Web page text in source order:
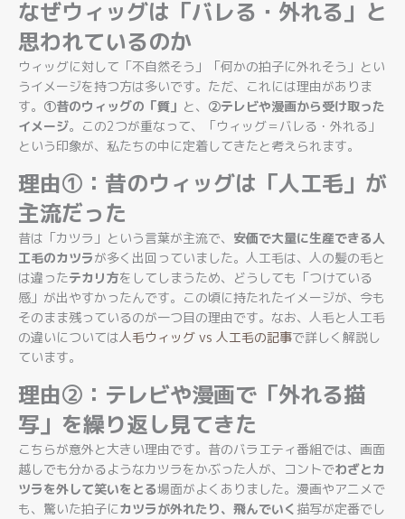
なぜウィッグは「バレる・外れる」と
思われているのか
ウィッグに対して「不自然そう」「何かの拍子に外れそう」とい
うイメージを持つ方は多いです。ただ、これには理由がありま
す。 ①昔のウィッグの「質」 と、 ②テレビや漫画から受け取った
イメージ。この2つが重なって、「ウィッグ＝バレる・外れる」
という印象が、私たちの中に定着してきたと考えられます。
理由①：昔のウィッグは「人工毛」が
主流だった
昔は「カツラ」という言葉が主流で、 安価で大量に生産できる人
工毛のカツラが多く出回っていました。人工毛は、人の髪の毛と
は違ったテカリ方をしてしまうため、どうしても「つけている
感」が出やすかったんです。この頃に持たれたイメージが、今も
そのまま残っているのが一つ目の理由です。なお、人毛と人工毛
の違いについては人毛ウィッグ vs 人工毛の記事で詳しく解説し
ています。
理由②：テレビや漫画で「外れる描
写」を繰り返し見てきた
こちらが意外と大きい理由です。昔のバラエティ番組では、画面
越しでも分かるようなカツラをかぶった人が、コントでわざとカ
ツラを外して笑いをとる場面がよくありました。漫画やアニメで
も、驚いた拍子にカツラが外れたり、飛んでいく描写が定番でし